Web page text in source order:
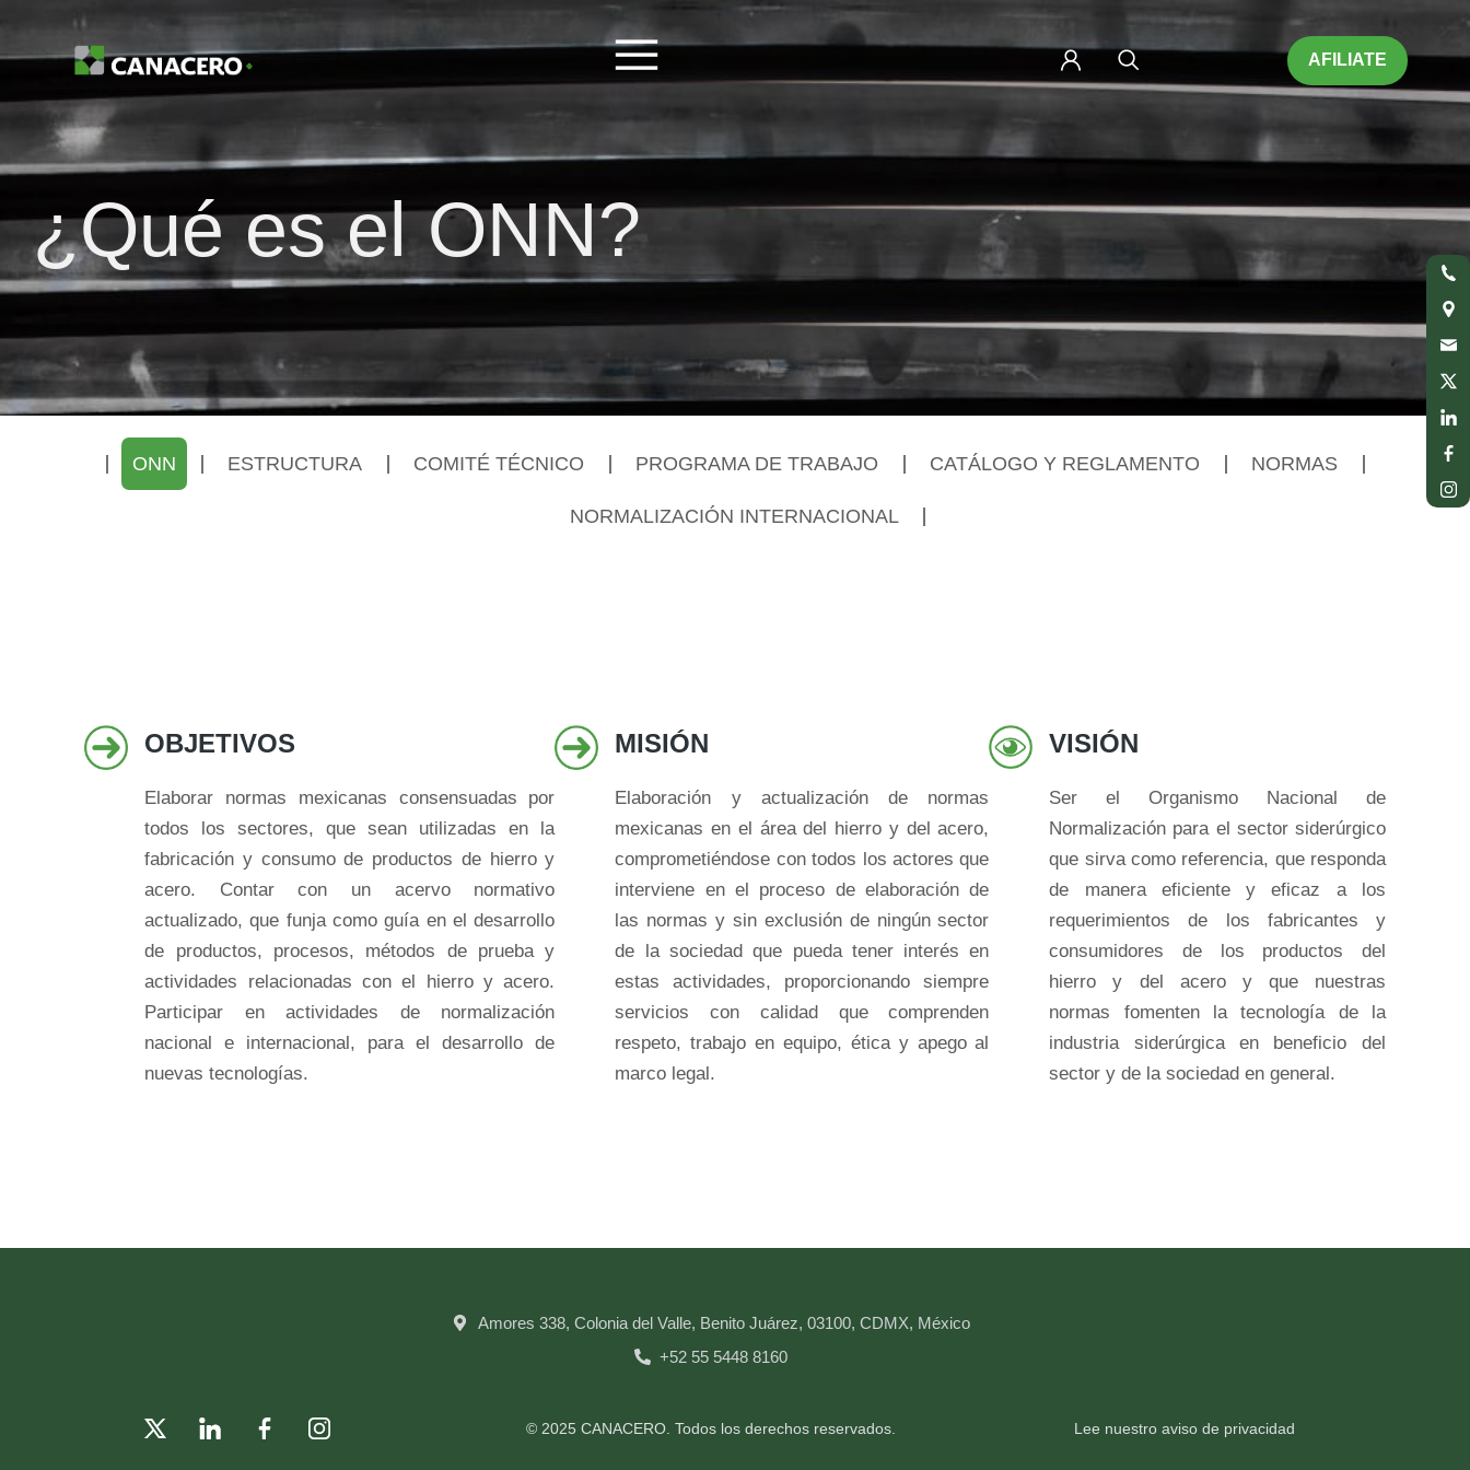
AFILIATE
¿Qué es el ONN?
ONN ESTRUCTURA COMITÉ TÉCNICO PROGRAMA DE TRABAJO CATÁLOGO Y REGLAMENTO NORMAS
NORMALIZACIÓN INTERNACIONAL
OBJETIVOS
Elaborar normas mexicanas consensuadas por
todos los sectores, que sean utilizadas en la
fabricación y consumo de productos de hierro y
acero. Contar con un acervo normativo
actualizado, que funja como guía en el desarrollo
de productos, procesos, métodos de prueba y
actividades relacionadas con el hierro y acero.
Participar en actividades de normalización
nacional e internacional, para el desarrollo de
nuevas tecnologías.
MISIÓN
Elaboración y actualización de normas
mexicanas en el área del hierro y del acero,
comprometiéndose con todos los actores que
interviene en el proceso de elaboración de
las normas y sin exclusión de ningún sector
de la sociedad que pueda tener interés en
estas actividades, proporcionando siempre
servicios con calidad que comprenden
respeto, trabajo en equipo, ética y apego al
marco legal.
VISIÓN
Ser el Organismo Nacional de
Normalización para el sector siderúrgico
que sirva como referencia, que responda
de manera eficiente y eficaz a los
requerimientos de los fabricantes y
consumidores de los productos del
hierro y del acero y que nuestras
normas fomenten la tecnología de la
industria siderúrgica en beneficio del
sector y de la sociedad en general.
Amores 338, Colonia del Valle, Benito Juárez, 03100, CDMX, México
+52 55 5448 8160
© 2025 CANACERO. Todos los derechos reservados. Lee nuestro aviso de privacidad